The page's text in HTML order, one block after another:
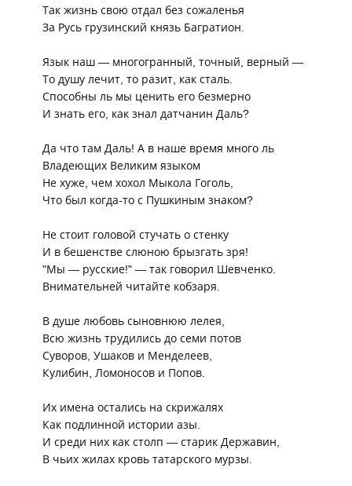
Так жизнь свою отдал без сожаленья
За Русь грузинский князь Багратион.
Язык наш — многогранный, точный, верный —
То душу лечит, то разит, как сталь.
Способны ль мы ценить его безмерно
И знать его, как знал датчанин Даль?
Да что там Даль! А в наше время много ль
Владеющих Великим языком
Не хуже, чем хохол Мыкола Гоголь,
Что был когда-то с Пушкиным знаком?
Не стоит головой стучать о стенку
И в бешенстве слюною брызгать зря!
"Мы — русские!" — так говорил Шевченко.
Внимательней читайте кобзаря.
В душе любовь сыновнюю лелея,
Всю жизнь трудились до семи потов
Суворов, Ушаков и Менделеев,
Кулибин, Ломоносов и Попов.
Их имена остались на скрижалях
Как подлинной истории азы.
И среди них как столп — старик Державин,
В чьих жилах кровь татарского мурзы.